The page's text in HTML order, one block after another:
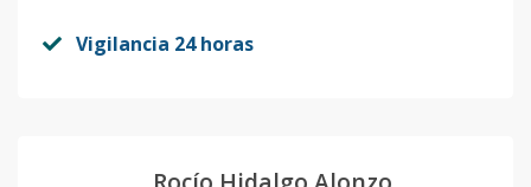
Vigilancia 24 horas